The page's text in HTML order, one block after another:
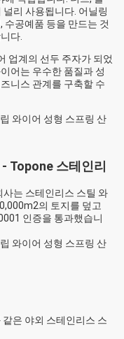
널리 사용됩니다. 어닐링
수공예품 등을 만드는 것
다.
업계의 선두 주자가 되었
어는 우수한 품질과 성
니스 관계를 구축할 수
Topone 스테인리
는 스테인리스 스틸 와
의 토지를 덮고
인증을 통과했습니
은 야외 스테인리스 스